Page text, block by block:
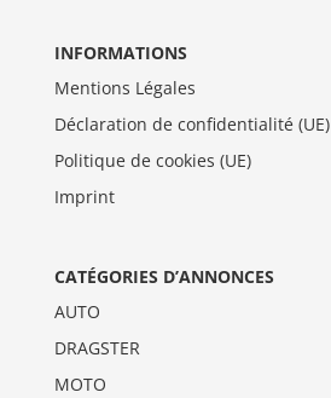
INFORMATIONS
Mentions Légales
Déclaration de confidentialité (UE)
Politique de cookies (UE)
Imprint
CATÉGORIES D’ANNONCES
AUTO
DRAGSTER
MOTO